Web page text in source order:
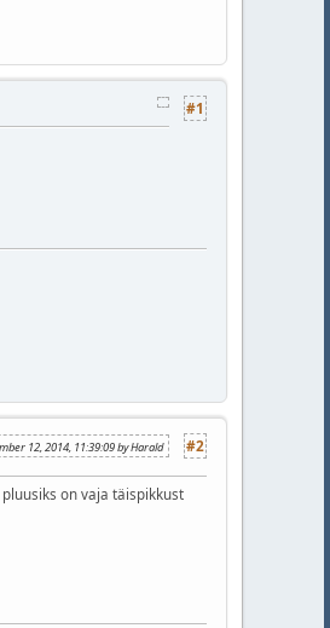
#1
#2
12, 2014, 11:39:09 by Harald
on vaja täispikkust